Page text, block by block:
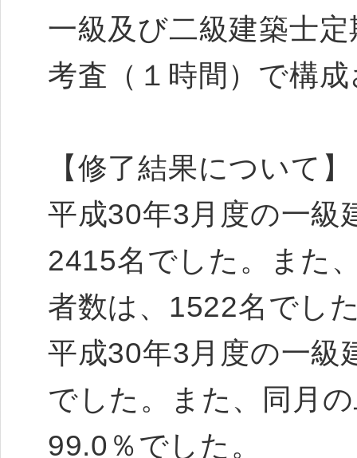
一級及び二級建築士
考査（１時間）で構
【修了結果について】
平成30年3月度の一級
2415名でした。また
者数は、1522名でし
平成30年3月度の一級
でした。また、同月
99.0％でした。